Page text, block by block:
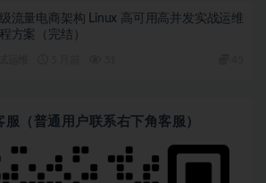
流量电商架构 Linux 高可用高并发实战运维
方案（完结）
服（普通用户联系右下角客服）